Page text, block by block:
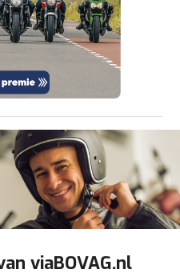
hier meer over in
.
door
viaBOVAG.nl